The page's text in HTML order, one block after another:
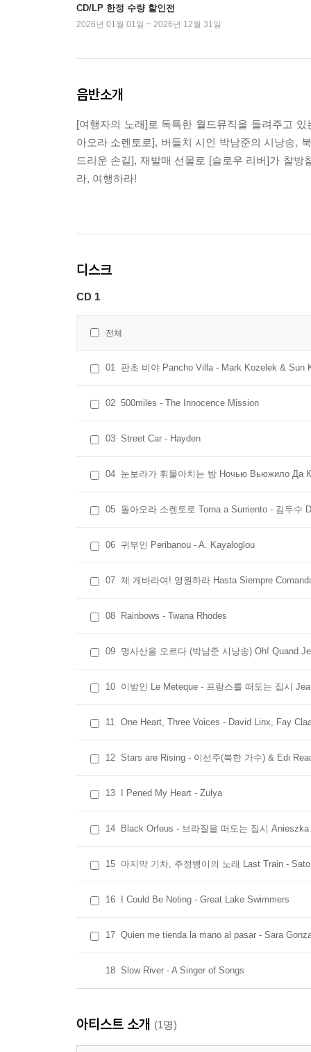
CD/LP 한정 수량 할인전
2026년 01월 01일 ~ 2026년 12월 31일
음반소개
[여행자의 노래]로 독특한 월드뮤직을 들려주고
아오라 소렌토로], 버들치 시인 박남준의 시낭송,
드리운 손길], 재발매 선물로 [슬로우 리버]가 찰
라, 여행하라!
디스크
CD 1
전체
01 판초 비야 Pancho Villa - Mark Kozelek & Sun
02 500miles - The Innocence Mission
03 Street Car - Hayden
04 눈보라가 휘몰아치는 밤 Ночью Вьюжило Да
05 돌아오라 소렌토로 Torna a Surriento - 김두수
06 귀부인 Peribanou - A. Kayaloglou
07 체 게바라여! 영원하라 Hasta Siempre
08 Rainbows - Twana Rhodes
09 명사산을 오르다 (박남준 시낭송) Oh! Quand
10 이방인 Le Meteque - 프랑스를 떠도는 집시
11 One Heart, Three Voices - David Linx, Fay
12 Stars are Rising - 이선주(북한 가수) & Edi
13 I Pened My Heart - Zulya
14 Black Orfeus - 브라질을 떠도는 집시 Anieszka
15 마지막 기차, 주정뱅이의 노래 Last Train -
16 I Could Be Noting - Great Lake Swimmers
17 Quien me tienda la mano al pasar - Sara
18 Slow River - A Singer of Songs
아티스트 소개 (1명)